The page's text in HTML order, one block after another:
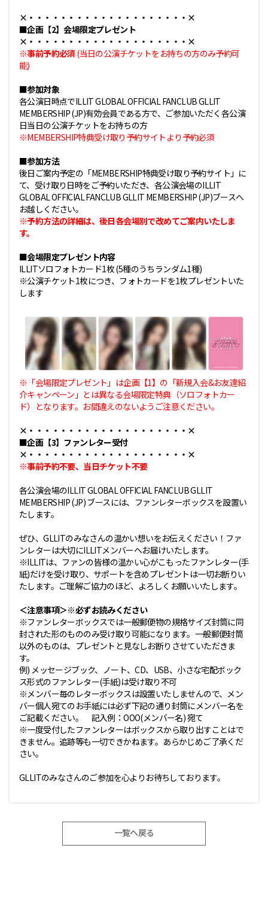
×・・・・・・・・・・・・・・・・・・・・×
■企画【2】会場限定プレゼント
×・・・・・・・・・・・・・・・・・・・・×
※事前予約必須 (当日の公演チケットをお持ちの方のみ予約可
能)
■参加対象
各公演日時点でILLIT GLOBAL OFFICIAL FANCLUB GLLIT
MEMBERSHIP (JP)有効会員である方で、ご参加いただく各公演
日当日の公演チケットをお持ちの方
※MEMBERSHIP特典受け取り予約サイトより予約必須
■参加方法
後日ご案内予定の「MEMBERSHIP特典受け取り予約サイト」に
て、受け取り日時をご予約いただき、各公演会場のILLIT
GLOBAL OFFICIAL FANCLUB GLLIT MEMBERSHIP (JP)ブースへ
お越しください。
※予約方法の詳細は、後日各会場別で改めてご案内いたしま
す。
■会場限定プレゼント内容
ILLITソロフォトカード1枚 (5種のうちランダム1種)
※公演チケット1枚につき、フォトカードを1枚プレゼントいた
します
※「会場限定プレゼント」は企画【1】の「新規入会&お友達紹
介キャンペーン」とは異なる会場限定特典（ソロフォトカー
ド）となります。お間違えのないようご注意ください。
×・・・・・・・・・・・・・・・・・・・・×
■企画【3】ファンレター受付
×・・・・・・・・・・・・・・・・・・・・×
※事前予約不要、当日チケット不要
各公演会場のILLIT GLOBAL OFFICIAL FANCLUB GLLIT
MEMBERSHIP (JP) ブースには、ファンレターボックスを設置い
たします。
ぜひ、GLLITのみなさんの温かい想いをお伝えください！ファ
ンレターは大切にILLITメンバーへお届けいたします。
※ILLITは、ファンの皆様の温かい心がこもったファンレター(手
紙)だけを受け取り、サポートを含めプレゼントは一切お断りい
たします。ご理解ご協力のほど、よろしくお願いいたします。
＜注意事項＞※必ずお読みください
※ファンレターボックスでは一般郵便物の規格サイズ封筒に同
封された形のもののみ受け取り可能になります。一般郵便封筒
以外のものは、プレゼントと見なしお断りさせていただきま
す。
例) メッセージブック、ノート、CD、USB、小さな宅配ボック
ス形式のファンレター(手紙)は受け取り不可
※メンバー毎のレターボックスは設置いたしませんので、メン
バー個人宛てのお手紙には必ず下記の通り封筒にメンバー名を
ご記載ください。 記入例：OOO(メンバー名) 宛て
※一度受付したファンレターはボックスから取り出すことはで
きません。追跡等も一切できかねます。あらかじめご了承くだ
さい。
GLLITのみなさんのご参加を心よりお待ちしております。
一覧へ戻る